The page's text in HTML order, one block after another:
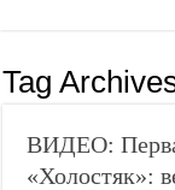
Tag
ВИДЕО:
«Холостяк»: